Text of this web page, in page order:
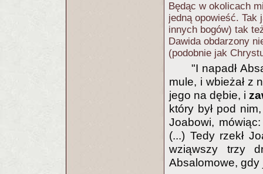
Będąc w okolicach
jedną opowieść. Tak
innych bogów) tak
Dawida obdarzony
(podobnie jak
"I napadł
mule, i wbieżał z
jego na dębie, i
który był pod
Joabowi,
(...) Tedy rzekł
wziąwszy trzy
Absalomowe, gdy